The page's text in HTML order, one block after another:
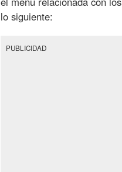
lo siguiente:
PUBLICIDAD